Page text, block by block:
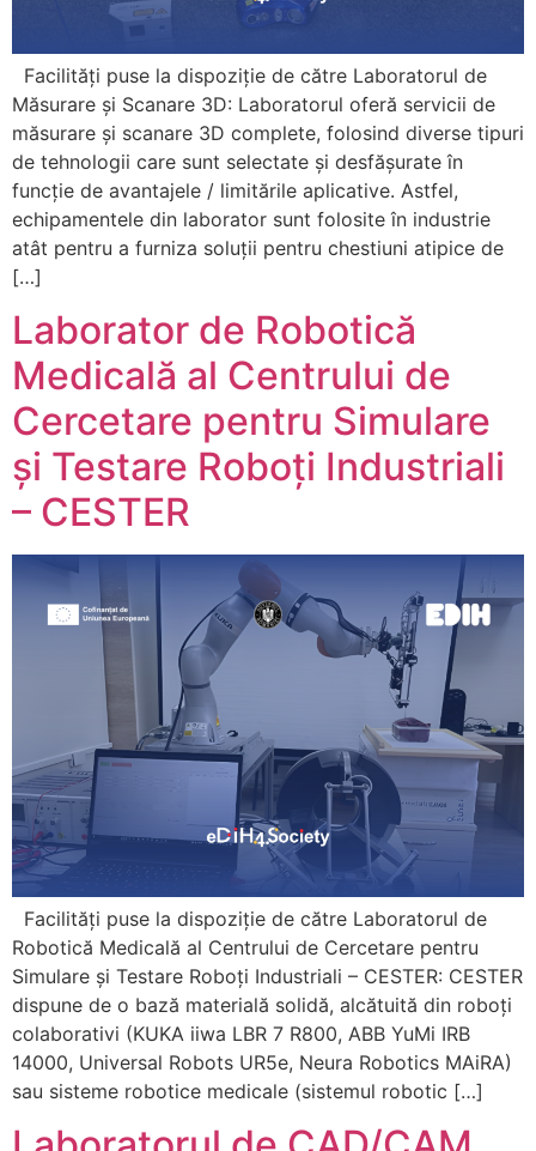
Facilități puse la dispoziție de către Laboratorul de
Măsurare și Scanare 3D: Laboratorul oferă servicii de
măsurare și scanare 3D complete, folosind diverse tipuri
de tehnologii care sunt selectate și desfășurate în
funcție de avantajele / limitările aplicative. Astfel,
echipamentele din laborator sunt folosite în industrie
atât pentru a furniza soluții pentru chestiuni atipice de
[…]
Laborator de Robotică
Medicală al Centrului de
Cercetare pentru Simulare
și Testare Roboți Industriali
– CESTER
Facilități puse la dispoziție de către Laboratorul de
Robotică Medicală al Centrului de Cercetare pentru
Simulare și Testare Roboți Industriali – CESTER: CESTER
dispune de o bază materială solidă, alcătuită din roboți
colaborativi (KUKA iiwa LBR 7 R800, ABB YuMi IRB
14000, Universal Robots UR5e, Neura Robotics MAiRA)
sau sisteme robotice medicale (sistemul robotic […]